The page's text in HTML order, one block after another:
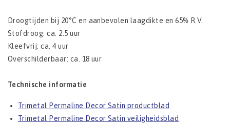
Droogtijden bij 20°C en aanbevolen laagdikte en 65% R.V.
Stofdroog: ca. 2.5 uur
Kleefvrij: ca. 4 uur
Overschilderbaar: ca. 18 uur
Technische informatie
Trimetal Permaline Decor Satin productblad
Trimetal Permaline Decor Satin veiligheidsblad